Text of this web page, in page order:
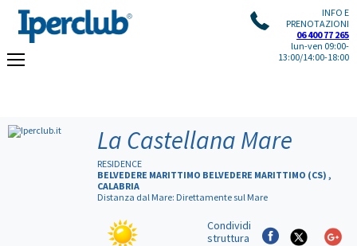
INFO E
PRENOTAZIONI
06 400 77 265
lun-ven 09:00-
13:00/14:00-18:00
La Castellana Mare
RESIDENCE
BELVEDERE MARITTIMO BELVEDERE MARITTIMO (CS) ,
CALABRIA
Distanza dal Mare: Direttamente sul Mare
Condividi
struttura